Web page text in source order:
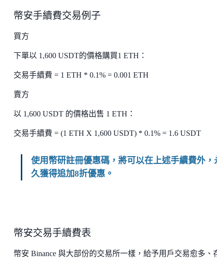
幣安手續費交易例子
買方
下單以 1,600 USDT的價格購買1 ETH：
交易手續費 = 1 ETH * 0.1% = 0.001 ETH
賣方
以 1,600 USDT 的價格出售 1 ETH：
交易手續費 = (1 ETH X 1,600 USDT) * 0.1% = 1.6 USDT
使用幣研註冊優惠碼，將可以在上述手續費外，
久獲得追加8折優惠。
幣安交易手續費表
幣安 Binance 與大部份的交易所一樣，給予用戶交易愈多、